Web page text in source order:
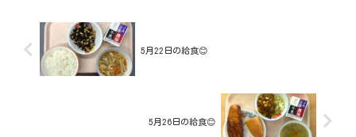
5月22日の給食😊
5月26日の給食😊